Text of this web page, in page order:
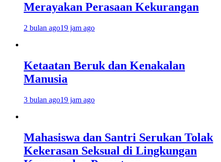
Merayakan Perasaan Kekurangan
2 bulan ago19 jam ago
Ketaatan Beruk dan Kenakalan
Manusia
3 bulan ago19 jam ago
Mahasiswa dan Santri Serukan Tolak
Kekerasan Seksual di Lingkungan